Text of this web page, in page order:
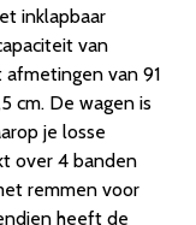
inklapbaar
van
van 91
cm. De wagen is
je losse
over 4 banden
remmen voor
heeft de